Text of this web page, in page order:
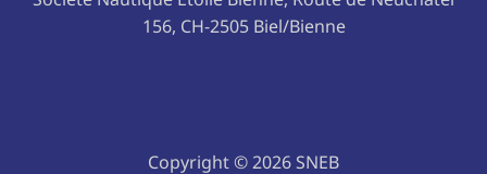
156, CH-2505 Biel/Bienne
Copyright © 2026 SNEB